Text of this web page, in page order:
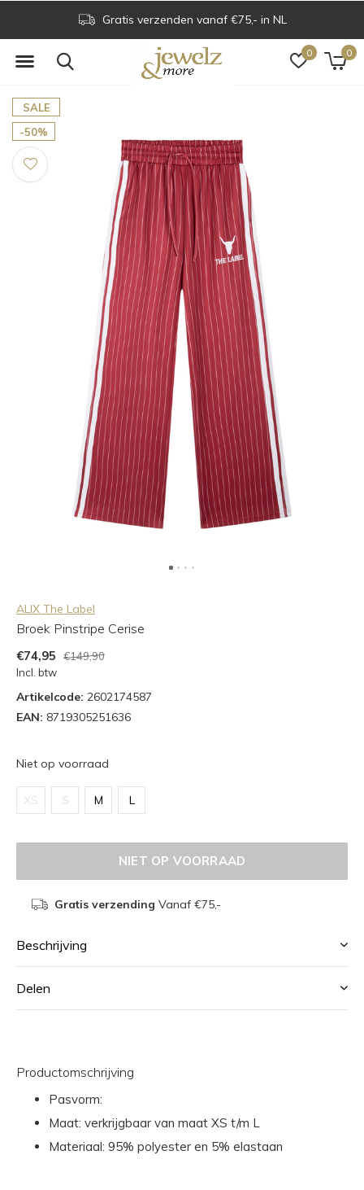
0 0
Gratis verzenden vanaf €75,- in NL
SALE
-50%
ALIX The Label
Broek Pinstripe Cerise
€74,95
€149,90
Incl. btw
Artikelcode: 2602174587
EAN: 8719305251636
Niet op voorraad
XS S M L
NIET OP VOORRAAD
Gratis verzending Vanaf €75,-
Beschrijving
Delen
Productomschrijving
Pasvorm:
Maat: verkrijgbaar van maat XS t/m L
Materiaal: 95% polyester en 5% elastaan